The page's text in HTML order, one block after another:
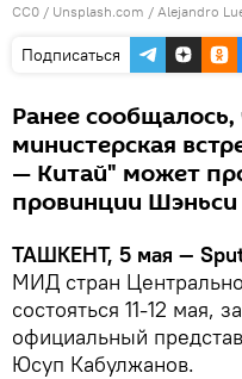
CC0 / Unsplash.com / Alejandro
Подписаться
Ранее сообщалось,
министерская
— Китай" может
провинции Шэньси
ТАШКЕНТ, 5 мая —
МИД стран
состояться 11-12 мая,
официальный
Юсуп Кабулжанов.